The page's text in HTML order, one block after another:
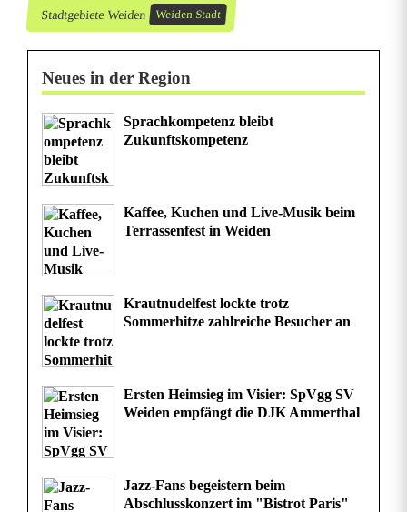
Stadtgebiete Weiden Weiden Stadt
Neues in der Region
Sprachkompetenz bleibt
Zukunftskompetenz
Kaffee, Kuchen und Live-Musik beim
Terrassenfest in Weiden
Krautnudelfest lockte trotz
Sommerhitze zahlreiche Besucher an
Ersten Heimsieg im Visier: SpVgg SV
Weiden empfängt die DJK Ammerthal
Jazz-Fans begeistern beim
Abschlusskonzert im "Bistrot Paris"